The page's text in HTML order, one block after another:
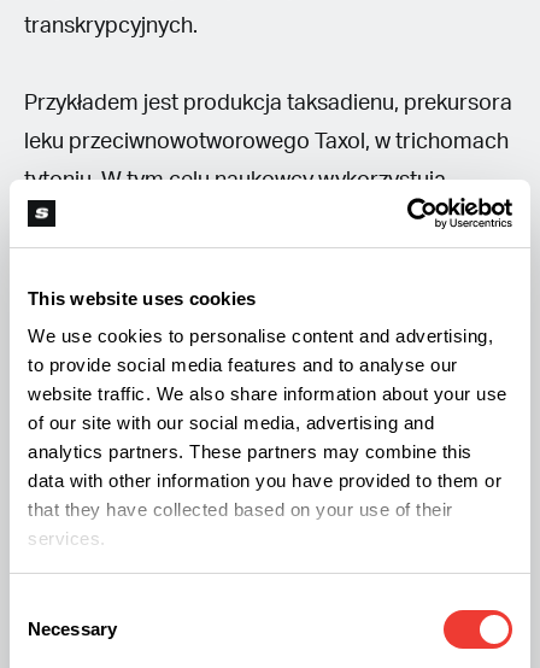
This website uses cookies
We use cookies to personalise content and advertising,
to provide social media features and to analyse our
website traffic. We also share information about your use
of our site with our social media, advertising and
analytics partners. These partners may combine this
data with other information you have provided to them or
that they have collected based on your use of their
services.
Selection
Necessary
transkrypcyjnych.
Przykładem jest produkcja taksadienu, prekursora
leku przeciwnowotworowego Taxol, w trichomach
tytoniu. W tym celu naukowcy wykorzystują
bakterię
, która
wprowadzeniu do niej genów pochodzących m.in.
z europejskiego cisa (Taxus baccata), infekuje się
liście tytoniu (Nicotiana benthamiana). W ten
sposób tytoń staje się tymczasowym
gospodarzem, który przez ograniczony czas
wyraża obce geny (transgenetyka niedziedziczna).
dziki gatunek tytoniu, roślinę zdolną do produkcji
cząsteczek podobnych do tych występujących u